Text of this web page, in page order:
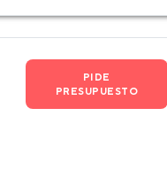
PIDE
PRESUPUESTO